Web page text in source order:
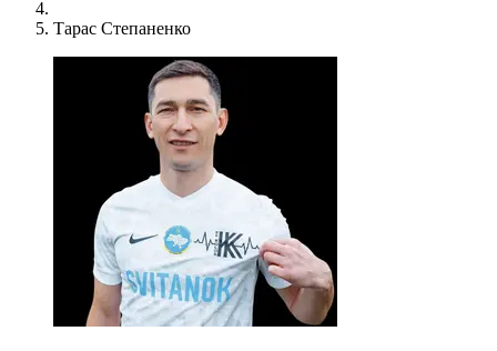
Тарас Степаненко